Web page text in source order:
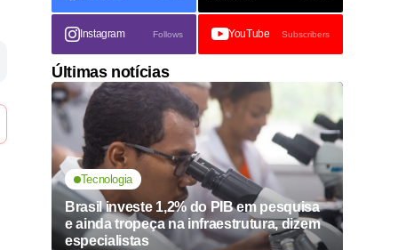
Instagram Follows YouTube Subscribers
Últimas notícias
Tecnologia
Brasil investe 1,2% do PIB em pesquisa
e ainda tropeça na infraestrutura, dizem
especialistas